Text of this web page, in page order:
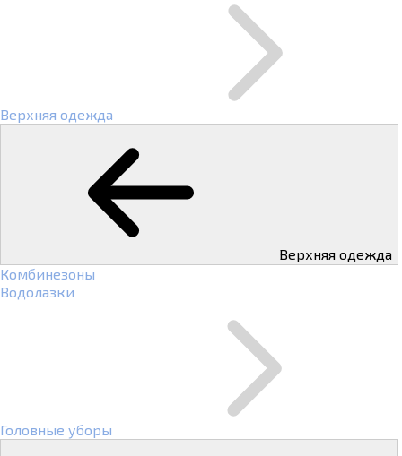
Верхняя одежда
Верхняя одежда
Комбинезоны
Водолазки
Головные уборы